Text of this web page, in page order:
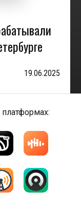
19.06.2025